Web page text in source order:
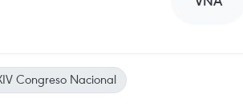
Congreso Nacional